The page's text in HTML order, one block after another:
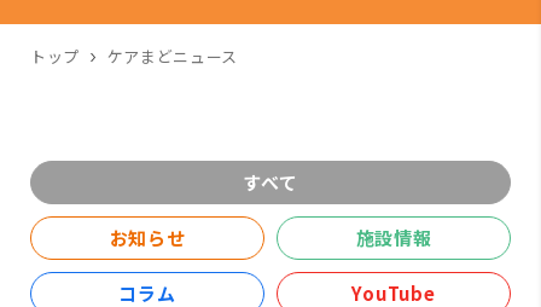
トップ ケアまどニュース
すべて
お知らせ 施設情報
コラム YouTube